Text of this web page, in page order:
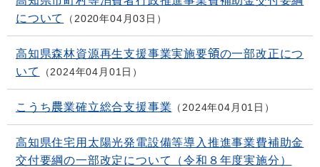
について
2020年04月03日
高知県森林資源再生支援事業実施要領の一部改正につ
いて
2024年04月01日
こうち農業確立総合支援事業 2024年04月01日
高知県住宅用太陽光発電設備等導入推進事業費補助金
交付要綱の一部改定について（令和８年度実施分）